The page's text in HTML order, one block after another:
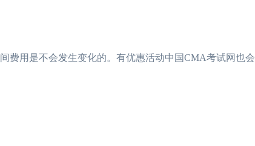
费用是不会发生变化的。有优惠活动中国CMA考试网也会